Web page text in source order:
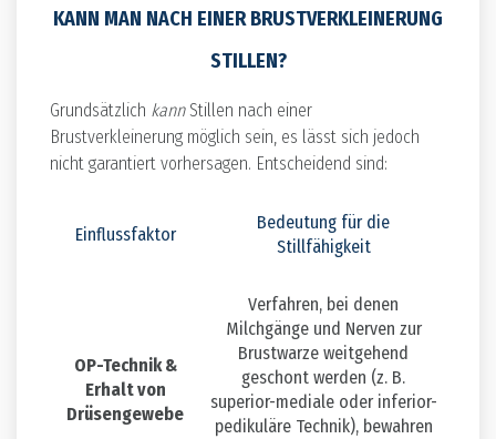
KANN MAN NACH EINER BRUSTVERKLEINERUNG
STILLEN?
Grundsätzlich kannStillen nach einer
Brustverkleinerung möglich sein, es lässt sich jedoch
nicht garantiert vorhersagen. Entscheidend sind:
Einflussfaktor
Bedeutung für die
Stillfähigkeit
OP-Technik &
Erhalt von
Drüsengewebe
Verfahren, bei denen
Milchgänge und Nerven zur
Brustwarze weitgehend
geschont werden (z. B.
superior-mediale oder inferior-
pedikuläre Technik), bewahren